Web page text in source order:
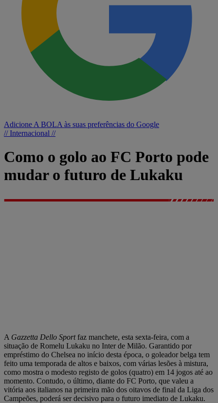
Adicione A BOLA às suas preferências do Google
// Internacional //
Como o golo ao FC Porto pode
mudar o futuro de Lukaku
A Gazzetta Dello Sportfaz manchete, esta sexta-feira, com a
situação de Romelu Lukaku no Inter de Milão. Garantido por
empréstimo do Chelsea no início desta época, o goleador belga tem
feito uma temporada de altos e baixos, com várias lesões à mistura,
como mostra o modesto registo de golos (quatro) em 14 jogos até ao
momento. Contudo, o último, diante do FC Porto, que valeu a
vitória aos italianos na primeira mão dos oitavos de final da Liga dos
Campeões, poderá ser decisivo para o futuro imediato de Lukaku.